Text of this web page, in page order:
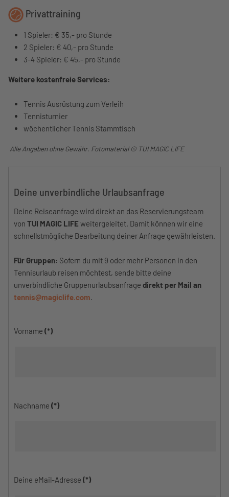
Privattraining
1 Spieler: € 35,- pro Stunde
2 Spieler: € 40,- pro Stunde
3-4 Spieler: € 45,- pro Stunde
Weitere kostenfreie Services:
Tennis Ausrüstung zum Verleih
Tennisturnier
wöchentlicher Tennis Stammtisch
Alle Angaben ohne Gewähr. Fotomaterial © TUI MAGIC LIFE
Deine unverbindliche Urlaubsanfrage
Deine Reiseanfrage wird direkt an das Reservierungsteam
von TUI MAGIC LIFE weitergeleitet. Damit können wir eine
schnellstmögliche Bearbeitung deiner Anfrage gewährleisten.
Für Gruppen: Sofern du mit 9 oder mehr Personen in den
Tennisurlaub reisen möchtest, sende bitte deine
unverbindliche Gruppenurlaubsanfrage direkt per Mail an
tennis@magiclife.com.
Vorname (*)
Nachname (*)
Deine eMail-Adresse (*)